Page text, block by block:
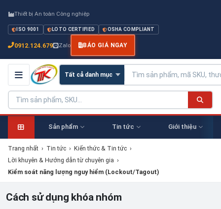
Thiết bị An toàn Công nghiệp
ISO 9001 LOTO CERTIFIED OSHA COMPLIANT
0912.124.679 Zalo BÁO GIÁ NGAY
Sản phẩm Tin tức Giới thiệu
Trang nhất › Tin tức › Kiến thức & Tin tức ›
Lời khuyên & Hướng dẫn từ chuyên gia ›
Kiểm soát năng lượng nguy hiểm (Lockout/Tagout)
Cách sử dụng khóa nhóm